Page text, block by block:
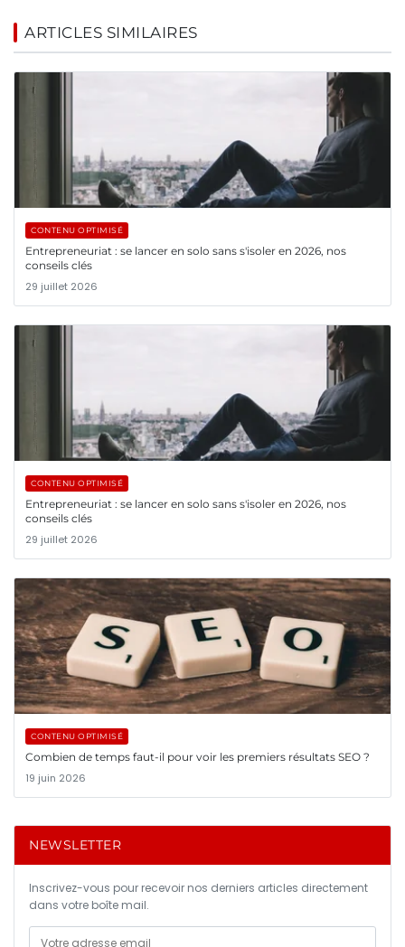
ARTICLES SIMILAIRES
CONTENU OPTIMISÉ
Entrepreneuriat : se lancer en solo sans s'isoler en 2026, nos
conseils clés
29 juillet 2026
CONTENU OPTIMISÉ
Entrepreneuriat : se lancer en solo sans s'isoler en 2026, nos
conseils clés
29 juillet 2026
CONTENU OPTIMISÉ
Combien de temps faut-il pour voir les premiers résultats SEO ?
19 juin 2026
NEWSLETTER
Inscrivez-vous pour recevoir nos derniers articles directement
dans votre boîte mail.